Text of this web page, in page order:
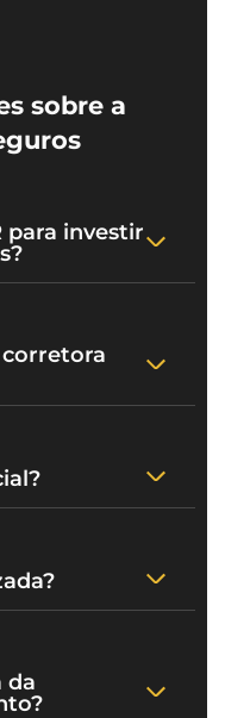
sobre a
para investir
da